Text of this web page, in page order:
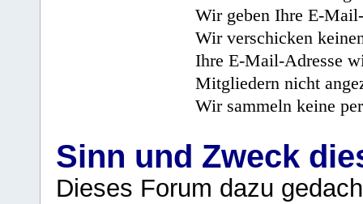
Wir geben Ihre E-
Wir verschicken
Ihre E-Mail-Adresse
Mitgliedern nicht
Wir sammeln keine
Sinn und Zweck
Dieses Forum dazu